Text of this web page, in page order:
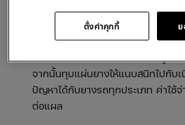
ยางและใช้ความร้อนละลายแผ่นยางใ
ค่าใช้จ่ายประมาณ 150 – 300 บาท
ปะยางแบบสตรีมเย็นเหมาะสำหรับร
กลาง โดยใช้แผ่นยางปิดบริเวณรูรั่ว
จากนั้นทุบแผ่นยางให้แนบสนิทไปกับเ
ปัญหาได้กับยางรถทุกประเภท ค่าใช้
ต่อแผล
ย
ตั้งค่าคุกกี้